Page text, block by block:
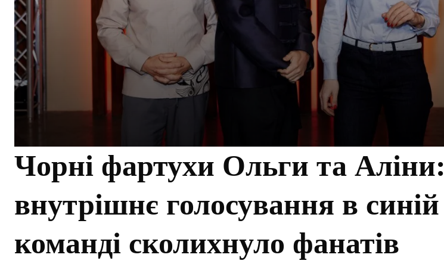
Чорні фартухи Ольги та Аліни:
внутрішнє голосування в синій
команді сколихнуло фанатів